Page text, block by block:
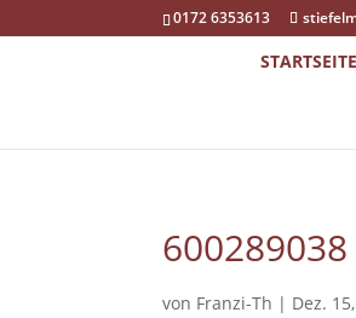
0172 6353613
STARTSEITE
von Franzi-Th | Dez.